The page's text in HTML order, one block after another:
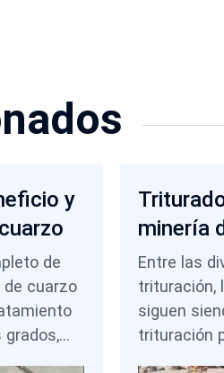
y
de
cuarzo
minería
Entre las
trituración,
siguen
trituración